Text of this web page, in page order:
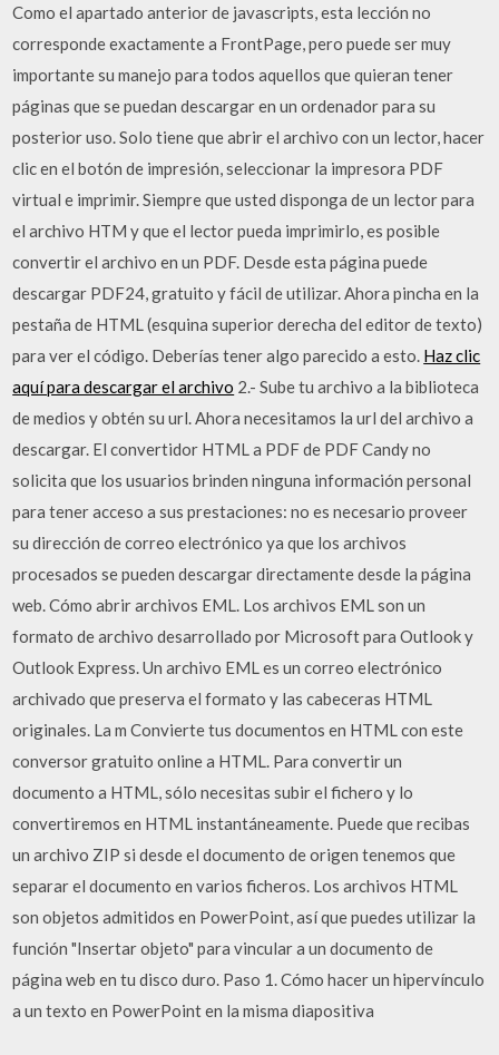
Como el apartado anterior de javascripts, esta lección no
corresponde exactamente a FrontPage, pero puede ser muy
importante su manejo para todos aquellos que quieran tener
páginas que se puedan descargar en un ordenador para su
posterior uso. Solo tiene que abrir el archivo con un lector, hacer
clic en el botón de impresión, seleccionar la impresora PDF
virtual e imprimir. Siempre que usted disponga de un lector para
el archivo HTM y que el lector pueda imprimirlo, es posible
convertir el archivo en un PDF. Desde esta página puede
descargar PDF24, gratuito y fácil de utilizar. Ahora pincha en la
pestaña de HTML (esquina superior derecha del editor de texto)
para ver el código. Deberías tener algo parecido a esto. Haz clic
aquí para descargar el archivo 2.- Sube tu archivo a la biblioteca
de medios y obtén su url. Ahora necesitamos la url del archivo a
descargar. El convertidor HTML a PDF de PDF Candy no
solicita que los usuarios brinden ninguna información personal
para tener acceso a sus prestaciones: no es necesario proveer
su dirección de correo electrónico ya que los archivos
procesados se pueden descargar directamente desde la página
web. Cómo abrir archivos EML. Los archivos EML son un
formato de archivo desarrollado por Microsoft para Outlook y
Outlook Express. Un archivo EML es un correo electrónico
archivado que preserva el formato y las cabeceras HTML
originales. La m Convierte tus documentos en HTML con este
conversor gratuito online a HTML. Para convertir un
documento a HTML, sólo necesitas subir el fichero y lo
convertiremos en HTML instantáneamente. Puede que recibas
un archivo ZIP si desde el documento de origen tenemos que
separar el documento en varios ficheros. Los archivos HTML
son objetos admitidos en PowerPoint, así que puedes utilizar la
función "Insertar objeto" para vincular a un documento de
página web en tu disco duro. Paso 1. Cómo hacer un hipervínculo
a un texto en PowerPoint en la misma diapositiva